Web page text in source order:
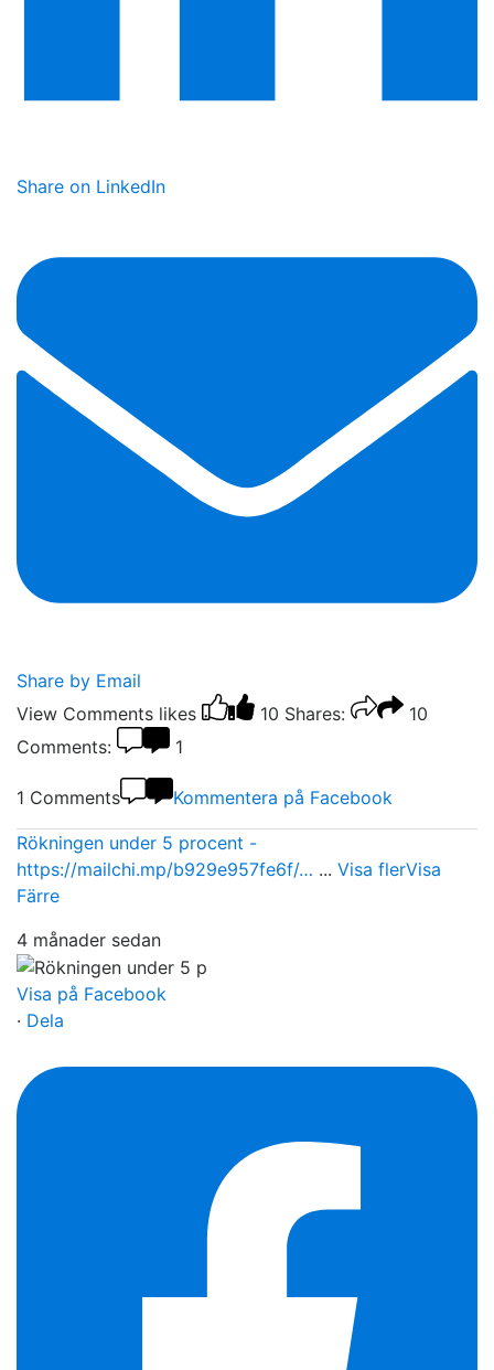
Share on LinkedIn
Share by Email
View Comments likes 10 Shares:
10
Comments:
1
1 Comments Kommentera på Facebook
Rökningen under 5 procent -
https://mailchi.mp/b929e957fe6f/… ... Visa flerVisa
Färre
4 månader sedan
Visa på Facebook
· Dela